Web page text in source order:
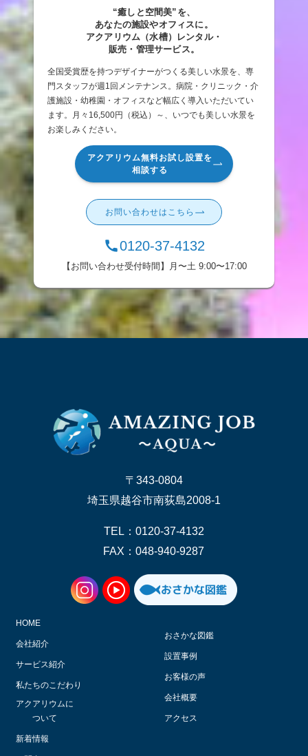
“癒しと空間美”を、
あなたの施設やオフィスに。
アクアリウム（水槽）レンタル・
販売・管理サービス。
全国受賞歴を持つデザイナーがつくる美しい水景を、専
門スタッフが週1回メンテナンス。病院・クリニック・介
護施設・幼稚園・オフィスなど幅広く導入いただいてい
ます。月々16,500円（税込）～、いつでも美しい水景を
お楽しみください。
アクアリウム無料お試し設置を
相談する
お問い合わせはこちら
0120-37-4132
【お問い合わせ受付時間】月〜土 9:00〜17:00
〒343-0804
埼玉県越谷市南荻島2008-1
TEL：0120-37-4132
FAX：048-940-9287
HOME
会社紹介
サービス紹介
私たちのこだわり
アクアリウムに
ついて
おさかな図鑑
設置事例
お客様の声
会社概要
アクセス
新着情報